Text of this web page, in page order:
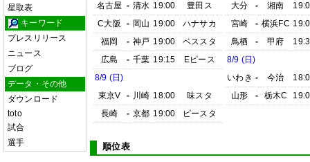
星取表
キーワード
プレスリリース
ニュース
ブログ
データ・その他
ダウンロード
toto
試合
選手
名古屋 - 清水 19:00
豊田ス
C大阪
- 岡山 19:00
ハナサカ
福岡
- 神戸 19:00
ベススタ
広島
- 千葉 19:15
Eピース
8/9 (日)
東京V
- 川崎 18:00
味スタ
長崎
- 京都 19:00 ピースタ
大分
- 湘南
宮崎
- 横浜FC
鳥栖
- 甲府
8/9 (日)
いわき - 今治
山形
- 栃木C
順位表